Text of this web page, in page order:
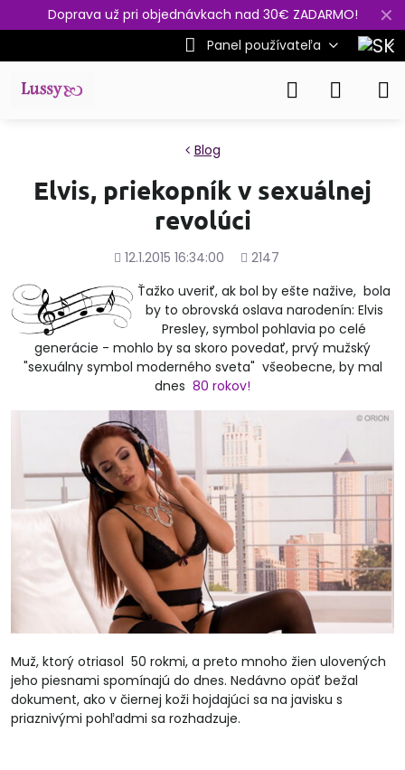
✕
Doprava už pri objednávkach nad 30€ ZADARMO!
Panel používateľa
Blog
Elvis, priekopník v sexuálnej
revolúci
Pridané
12.1.2015 16:34:00
Počet
2147
Ťažko uveriť, ak bol by ešte nažive, bola
by to obrovská oslava narodenín: Elvis
Presley, symbol pohlavia po celé
generácie - mohlo by sa skoro povedať, prvý mužský
"sexuálny symbol moderného sveta" všeobecne, by mal
dnes 80 rokov!
Muž, ktorý otriasol 50 rokmi, a preto mnoho žien ulovených
jeho piesnami spomínajú do dnes. Nedávno opäť bežal
dokument, ako v čiernej koži hojdajúci sa na javisku s
priaznivými pohľadmi sa rozhadzuje.